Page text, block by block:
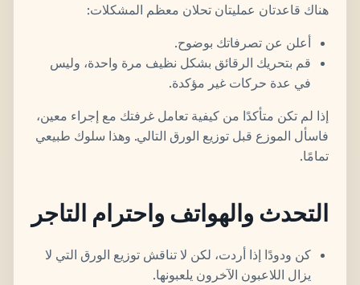
هناك قاعدتان عمليتان تحلان معظم المشكلات:
أعلن عن تصرفاتك بوضوح.
قم بتحريك الرقائق بشكل نظيف مرة واحدة، وليس
في عدة حركات غير مؤكدة.
إذا لم تكن متأكدًا من كيفية تعامل غرفتك مع إجراء معين،
فاسأل الموزع قبل توزيع الورق التالي. وهذا سلوك طبيعي
تمامًا.
التحدث والهواتف واحترام التاجر
كن ودودًا إذا أردت، لكن لا تناقش توزيع الورق التي لا
يزال اللاعبون الآخرون يلعبونها.